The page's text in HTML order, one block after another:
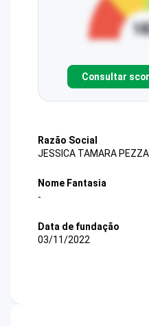
Consultar
Razão Social
JESSICA TAMARA
Nome Fantasia
-
Data de fundação
03/11/2022